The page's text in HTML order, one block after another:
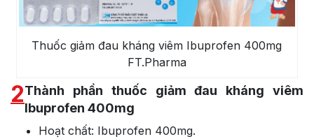
Thuốc giảm đau kháng viêm Ibuprofen 400mg
FT.Pharma
2Thành phần thuốc giảm đau kháng viêm
Ibuprofen 400mg
Hoạt chất: Ibuprofen 400mg.